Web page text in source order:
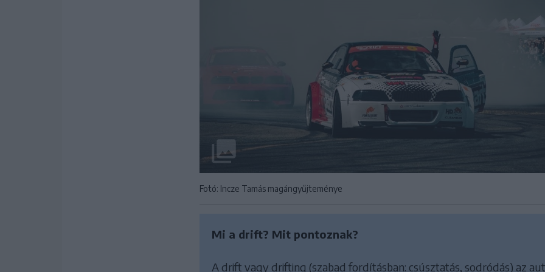
Fotó: Incze Tamás magángyűjteménye
Mi a drift? Mit pontoznak?
A drift vagy drifting (szabad fordításban: csúsztatás, sodródás) az